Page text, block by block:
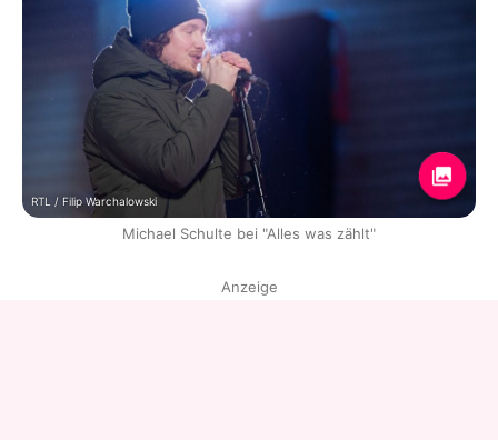
RTL / Filip Warchalowski
Michael Schulte bei "Alles was zählt"
Anzeige